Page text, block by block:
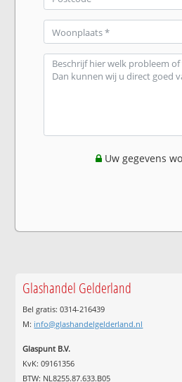
Uw gegevens
Glashandel Gelderland
Bel gratis: 0314-216439
M: info@glashandelgelderland.nl
Glaspunt B.V.
KvK: 09161356
BTW: NL8255.87.633.B05